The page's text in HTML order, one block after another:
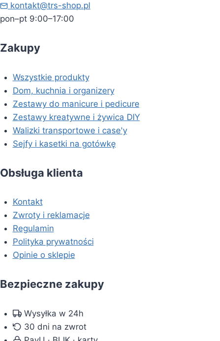
kontakt@trs-shop.pl
pon–pt 9:00–17:00
Zakupy
Wszystkie produkty
Dom, kuchnia i organizery
Zestawy do manicure i pedicure
Zestawy kreatywne i żywica DIY
Walizki transportowe i case'y
Sejfy i kasetki na gotówkę
Obsługa klienta
Kontakt
Zwroty i reklamacje
Regulamin
Polityka prywatności
Opinie o sklepie
Bezpieczne zakupy
Wysyłka w 24h
30 dni na zwrot